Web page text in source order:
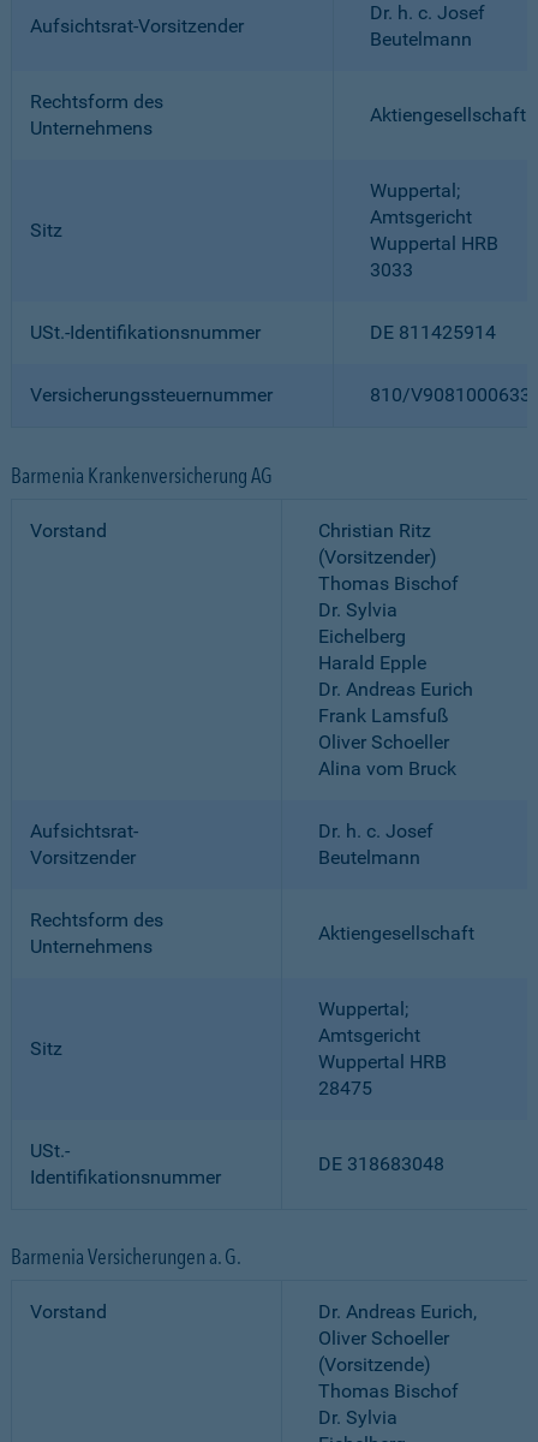
Aufsichtsrat-Vorsitzender
Dr. h. c. Josef
Beutelmann
Rechtsform des
Unternehmens
Aktiengesellschaft
Sitz
Wuppertal;
Amtsgericht
Wuppertal HRB
3033
USt.-Identifikationsnummer DE 811425914
Versicherungssteuernummer 810/
Barmenia Krankenversicherung AG
Vorstand
Christian Ritz
(Vorsitzender)
Thomas Bischof
Dr. Sylvia
Eichelberg
Harald Epple
Dr. Andreas Eurich
Frank Lamsfuß
Oliver Schoeller
Alina vom Bruck
Aufsichtsrat-
Vorsitzender
Dr. h. c. Josef
Beutelmann
Rechtsform des
Unternehmens
Aktiengesellschaft
Sitz
Wuppertal;
Amtsgericht
Wuppertal HRB
28475
USt.-
Identifikationsnummer
DE 318683048
Barmenia Versicherungen a. G.
Vorstand
Dr. Andreas Eurich,
Oliver Schoeller
(Vorsitzende)
Thomas Bischof
Dr. Sylvia